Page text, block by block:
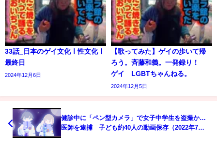
33話_日本のゲイ文化ㅣ性文化ㅣ
最終日
2024年12月6日
【歌ってみた】ゲイの歩いて帰
ろう。斉藤和義。一発録り！
ゲイ LGBTちゃんねる。
2024年12月5日
健診中に「ペン型カメラ」で女子中学生を盗撮か…
医師を逮捕 子ども約40人の動画保存（2022年7月4